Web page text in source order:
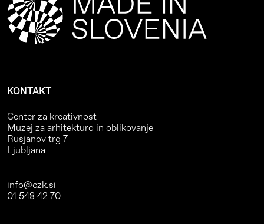
KONTAKT
Center za kreativnost
Muzej za arhitekturo in oblikovanje
Rusjanov trg 7
Ljubljana
info@czk.si
01 548 42 70